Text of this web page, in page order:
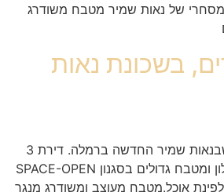
של נאות שמיר מטבח משודרג
חדרים, בשכונת נאות
בפרויקט פרשקובסקי שבנאות שמיר החדשה ברמלה. דירת 3
חדרים מדוגמת!חלל סלון ומטבח גדולים בסגנון SPACE-OPEN
אוכל.מטבח מעוצב ומשודרג מנגר